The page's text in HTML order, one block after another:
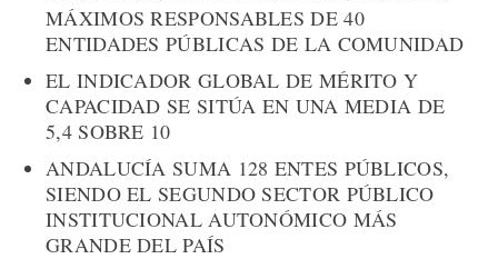
MÁXIMOS RESPONSABLES DE 40
ENTIDADES PÚBLICAS DE LA COMUNIDAD
EL INDICADOR GLOBAL DE MÉRITO Y
CAPACIDAD SE SITÚA EN UNA MEDIA DE
5,4 SOBRE 10
ANDALUCÍA SUMA 128 ENTES PÚBLICOS,
SIENDO EL SEGUNDO SECTOR PÚBLICO
INSTITUCIONAL AUTONÓMICO MÁS
GRANDE DEL PAÍS